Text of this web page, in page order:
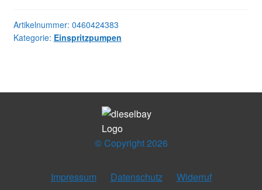
Artikelnummer: 0460424383
Kategorie: Einspritzpumpen
© Copyright 2026
Impressum Datenschutz
Widerruf